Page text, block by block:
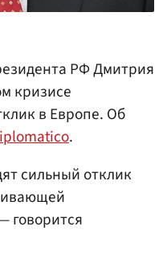
РФ Дмитрия
кризисе
в Европе. Об
.
сильный отклик
говорится